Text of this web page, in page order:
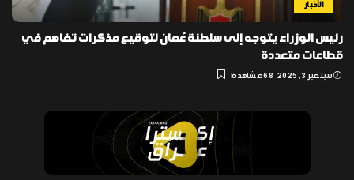
الأخبار
رئيس الوزراء يتوجه إلى سلطنة عُمان لتوقيع مذكرات تفاهم في
قطاعات متعددة
سبتمبر 3, 2025 68 مشاهدة